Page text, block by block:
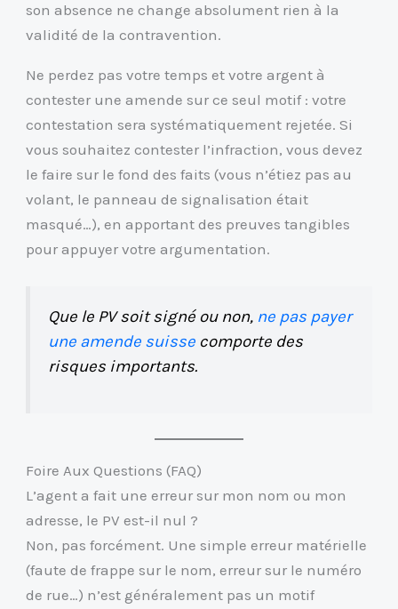
son absence ne change absolument rien à la
validité de la contravention.
Ne perdez pas votre temps et votre argent à
contester une amende sur ce seul motif : votre
contestation sera systématiquement rejetée. Si
vous souhaitez contester l’infraction, vous devez
le faire sur le fond des faits (vous n’étiez pas au
volant, le panneau de signalisation était
masqué…), en apportant des preuves tangibles
pour appuyer votre argumentation.
Que le PV soit signé ou non, ne pas payer
une amende suisse comporte des
risques importants.
Foire Aux Questions (FAQ)
L’agent a fait une erreur sur mon nom ou mon
adresse, le PV est-il nul ?
Non, pas forcément. Une simple erreur matérielle
(faute de frappe sur le nom, erreur sur le numéro
de rue…) n’est généralement pas un motif